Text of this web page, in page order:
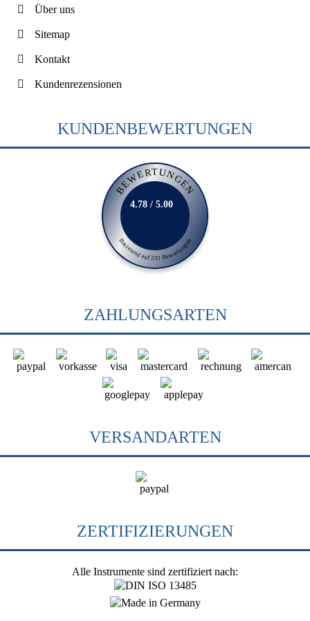
Über uns
Sitemap
Kontakt
Kundenrezensionen
KUNDENBEWERTUNGEN
BEWERTUNGEN
Basierend auf 231 Bewertungen
4.78 / 5.00
ZAHLUNGSARTEN
VERSANDARTEN
ZERTIFIZIERUNGEN
Alle Instrumente sind zertifiziert nach: